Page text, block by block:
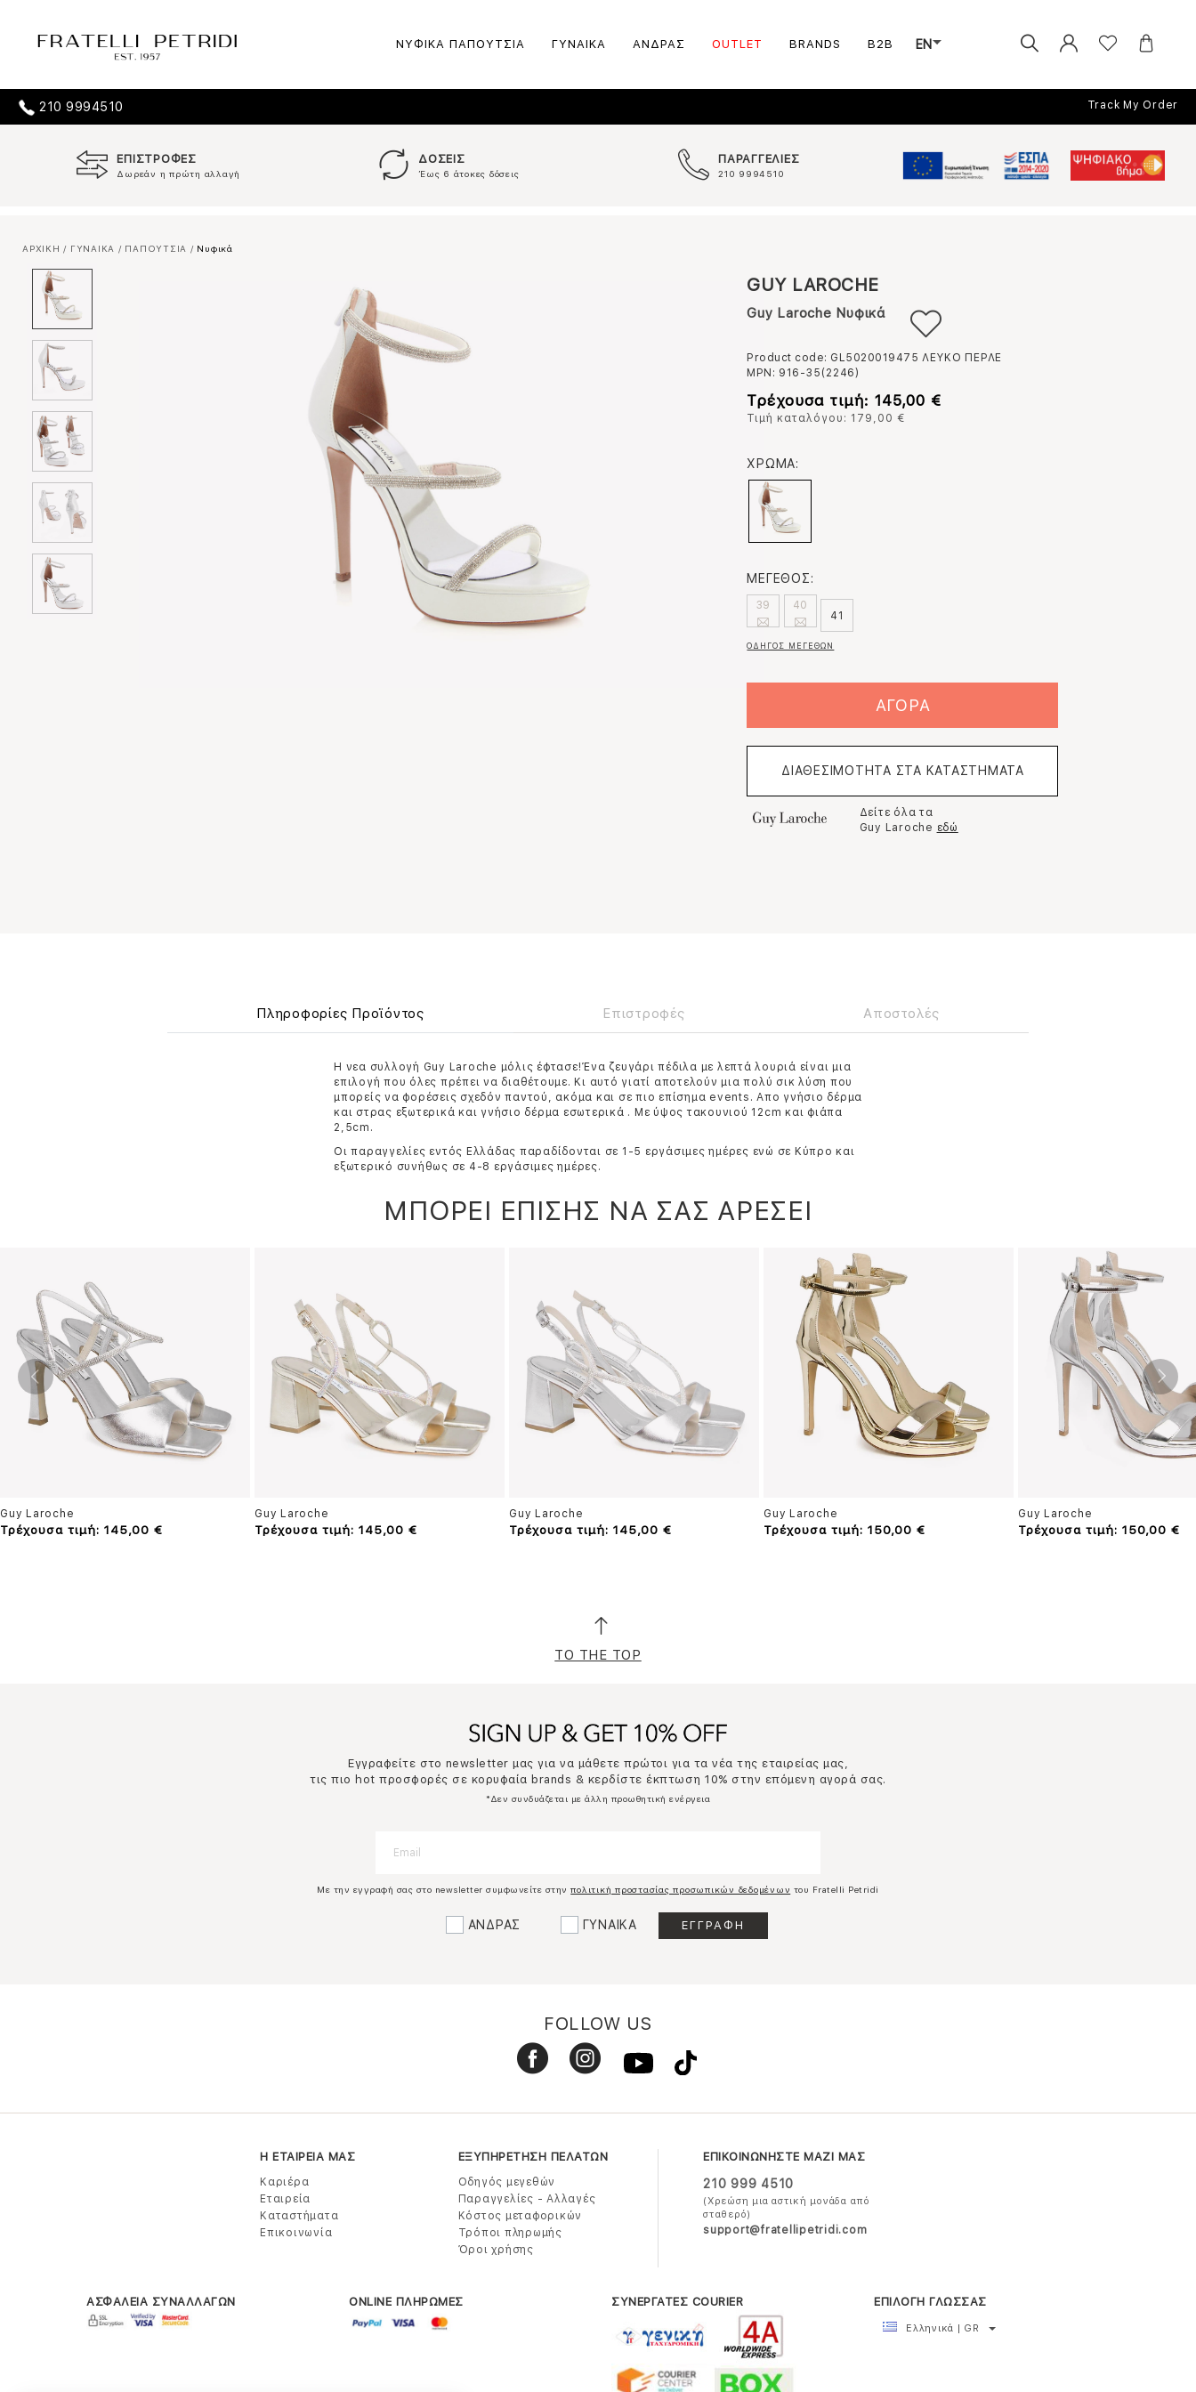
ΝΥΦΙΚΑ ΠΑΠΟΥΤΣΙΑ ΓΥΝΑΙΚΑ ΑΝΔΡΑΣ OUTLET BRANDS B2B EN
210 9994510 Track My Order
ΕΠΙΣΤΡΟΦΕΣ
Δωρεάν η πρώτη αλλαγή
ΔΟΣΕΙΣ
Έως 6 άτοκες δόσεις
ΠΑΡΑΓΓΕΛΙΕΣ
210 9994510
ΑΡΧΙΚΗ / ΓΥΝΑΙΚΑ / ΠΑΠΟΥΤΣΙΑ / Νυφικά
GUY LAROCHE
Guy Laroche Νυφικά
Product code: GL5020019475 ΛΕΥΚΟ ΠΕΡΛΕ
MPN: 916-35(2246)
Τρέχουσα τιμή: 145,00 €
Τιμή καταλόγου: 179,00 €
ΧΡΩΜΑ:
ΜΕΓΕΘΟΣ:
39
40
41
ΟΔΗΓΟΣ ΜΕΓΕΘΩΝ
ΑΓΟΡΑ
ΔΙΑΘΕΣΙΜΟΤΗΤΑ ΣΤΑ ΚΑΤΑΣΤΗΜΑΤΑ
Δείτε όλα τα
Guy Laroche εδώ
Πληροφορίες Προϊόντος Επιστροφές Αποστολές
Η νεα συλλογή Guy Laroche μόλις έφτασε!Ένα ζευγάρι πέδιλα με λεπτά λουριά είναι μια
επιλογή που όλες πρέπει να διαθέτουμε. Κι αυτό γιατί αποτελούν μια πολύ σικ λύση που
μπορείς να φορέσεις σχεδόν παντού, ακόμα και σε πιο επίσημα events. Απο γνήσιο δέρμα
και στρας εξωτερικά και γνήσιο δέρμα εσωτερικά . Με ύψος τακουνιού 12cm και φιάπα
2,5cm.
Οι παραγγελίες εντός Ελλάδας παραδίδονται σε 1-5 εργάσιμες ημέρες ενώ σε Κύπρο και
εξωτερικό συνήθως σε 4-8 εργάσιμες ημέρες.
ΜΠΟΡΕΙ ΕΠΙΣΗΣ ΝΑ ΣΑΣ ΑΡΕΣΕΙ
Guy Laroche
Τρέχουσα τιμή: 145,00 €
Guy Laroche
Τρέχουσα τιμή: 145,00 €
Guy Laroche
Τρέχουσα τιμή: 145,00 €
Guy Laroche
Τρέχουσα τιμή: 150,00 €
Guy Laroche
Τρέχουσα τιμή: 150,00 €
TO THE TOP
Εγγραφείτε στο newsletter μας για να μάθετε πρώτοι για τα νέα της εταιρείας μας,
τις πιο hot προσφορές σε κορυφαία brands & κερδίστε έκπτωση 10% στην επόμενη αγορά σας.
*Δεν συνδυάζεται με άλλη προωθητική ενέργεια
Με την εγγραφή σας στο newsletter συμφωνείτε στηνπολιτική προστασίας προσωπικών δεδομένων του Fratelli Petridi
ΑΝΔΡΑΣ ΓΥΝΑΙΚΑ
FOLLOW US
Η ΕΤΑΙΡΕΙΑ ΜΑΣ
Καριέρα
Εταιρεία
Καταστήματα
Επικοινωνία
ΕΞΥΠΗΡΕΤΗΣΗ ΠΕΛΑΤΩΝ
Οδηγός μεγεθών
Παραγγελίες - Αλλαγές
Κόστος μεταφορικών
Τρόποι πληρωμής
Όροι χρήσης
ΕΠΙΚΟΙΝΩΝΗΣΤΕ ΜΑΖΙ ΜΑΣ
210 999 4510
(Χρεώση μια αστική μονάδα από
σταθερό)
support@fratellipetridi.com
ΑΣΦΑΛΕΙΑ ΣΥΝΑΛΛΑΓΩΝ ONLINE ΠΛΗΡΩΜΕΣ ΣΥΝΕΡΓΑΤΕΣ COURIER ΕΠΙΛΟΓΗ ΓΛΩΣΣΑΣ
Ελληνικά | GR